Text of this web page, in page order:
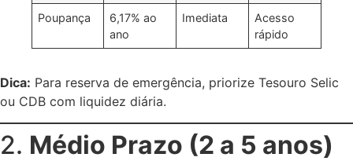
Poupança
6,17% ao
ano
Imediata
Acesso
rápido
Dica: Para reserva de emergência, priorize Tesouro Selic
ou CDB com liquidez diária.
2. Médio Prazo (2 a 5 anos)